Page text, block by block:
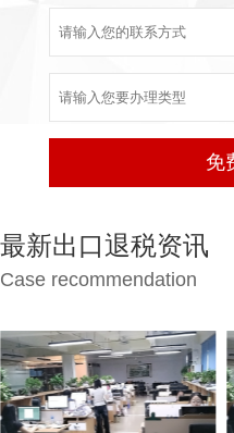
最新出口退税资讯
Case recommendation